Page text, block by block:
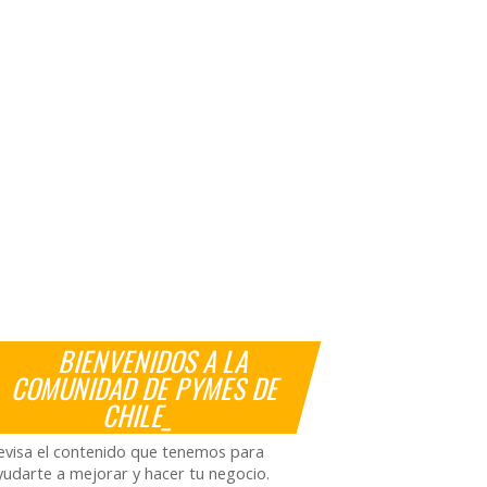
BIENVENIDOS A LA
COMUNIDAD DE PYMES DE
CHILE_
el contenido que tenemos para
a mejorar y hacer tu negocio.